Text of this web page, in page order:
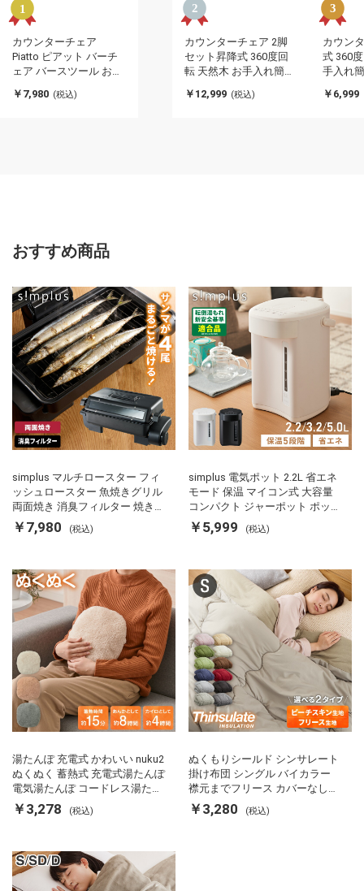
カウンターチェア
Piatto ピアット バーチ
ェア バースツール おし
グ ハイチェア 椅子 イス
￥7,980 (税込)
カウンターチェア 2脚
セット昇降式 360度回
転 天然木 お手入れ簡単
作 背もたれ付き カフェ
￥12,999 (税込)
カウン
式 360
手入れ
付き カ
￥6,999
おすすめ商品
simplus マルチロースター フィ
ッシュロースター 魚焼きグリル
両面焼き 消臭フィルター 焼き魚
両面ヒーター タイマー付き SP-
FRS01 マットブラック シンプラ
￥7,980 (税込)
simplus 電気ポット 2.2L 省エネ
モード 保温 マイコン式 大容量
コンパクト ジャーポット ポット
カルキ抜き 空焚き防止 温度調節
軽量 SP-PD22 シンプラス
￥5,999 (税込)
湯たんぽ 充電式 かわいい nuku2
ぬくぬく 蓄熱式 充電式湯たんぽ
電気湯たんぽ コードレス湯たん
ぽ エコ 節電 節約 省エネ 充電式
エコ電気あんか EWT-2143 スリ
￥3,278 (税込)
ぬくもりシールド シンサレート
掛け布団 シングル バイカラー
襟元までフリース カバーなしで
使える 軽い 丸洗い 断熱 保温 抗
菌防臭 洗える 防ダニ 軽量 ホコ
￥3,280 (税込)